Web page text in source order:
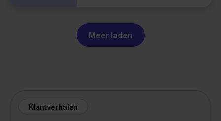
Meer laden
Klantverhalen